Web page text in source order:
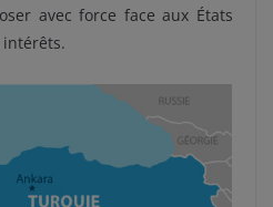
avec force face aux États